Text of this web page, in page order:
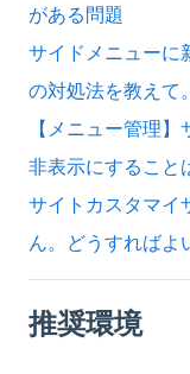
がある問題
サイドメニューに
の対処法を教えて。
【メニュー管理
非表示にすること
サイトカスタマイ
ん。どうすればよ
推奨環境